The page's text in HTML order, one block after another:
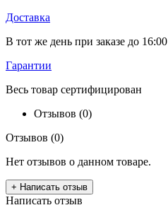
Доставка
В тот же день при заказе до 16:00
Гарантии
Весь товар сертифицирован
Отзывов (0)
Отзывов (0)
Нет отзывов о данном товаре.
+ Написать отзыв
Написать отзыв